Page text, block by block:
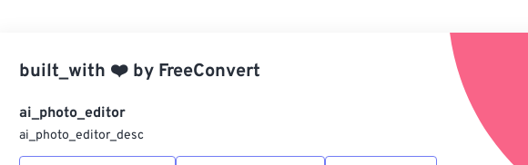
來自 OneDrive
built_with ❤️ by FreeConvert
ai_photo_editor
ai_photo_editor_desc